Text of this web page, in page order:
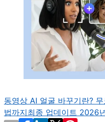
동영상 AI 얼굴 바꾸기란?
법까지최종 업데이트 2026